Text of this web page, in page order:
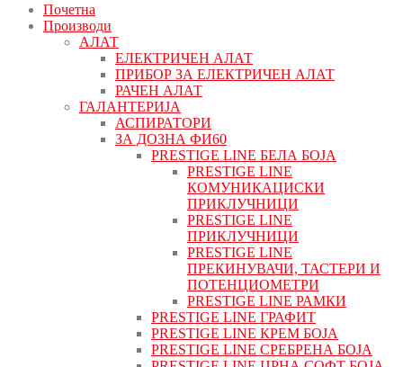
Почетна
Производи
АЛАТ
ЕЛЕКТРИЧЕН АЛАТ
ПРИБОР ЗА ЕЛЕКТРИЧЕН АЛАТ
РАЧЕН АЛАТ
ГАЛАНТЕРИЈА
АСПИРАТОРИ
ЗА ДОЗНА ФИ60
PRESTIGE LINE БЕЛА БОЈА
PRESTIGE LINE
КОМУНИКАЦИСКИ
ПРИКЛУЧНИЦИ
PRESTIGE LINE
ПРИКЛУЧНИЦИ
PRESTIGE LINE
ПРЕКИНУВАЧИ, ТАСТЕРИ И
ПОТЕНЦИОМЕТРИ
PRESTIGE LINE РАМКИ
PRESTIGE LINE ГРАФИТ
PRESTIGE LINE КРЕМ БОЈА
PRESTIGE LINE СРЕБРЕНА БОЈА